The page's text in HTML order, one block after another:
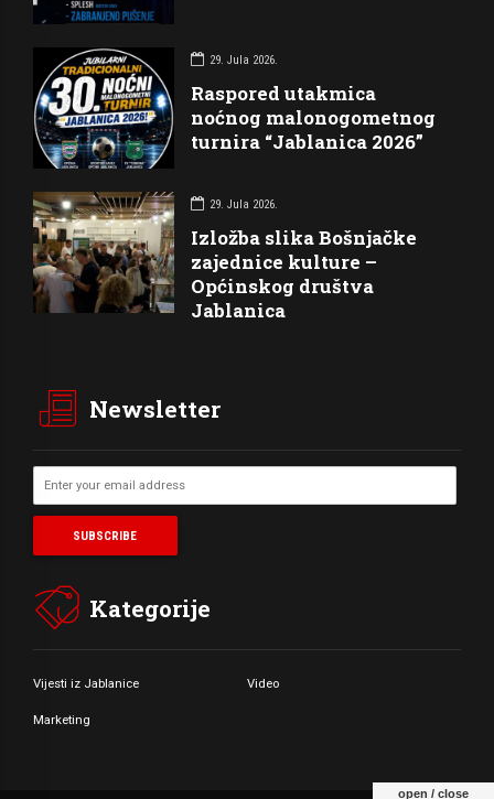
29. Jula 2026.
Raspored utakmica
noćnog malonogometnog
turnira “Jablanica 2026”
29. Jula 2026.
Izložba slika Bošnjačke
zajednice kulture –
Općinskog društva
Jablanica
Newsletter
Kategorije
Vijesti iz Jablanice Video
Marketing
open / close